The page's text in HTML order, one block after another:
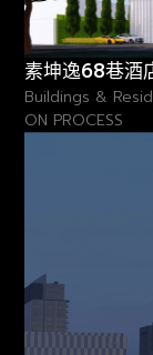
素坤逸68巷酒
Buildings &
ON PROCESS